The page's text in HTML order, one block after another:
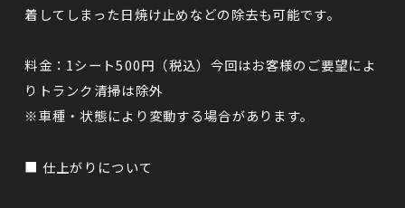
着してしまった日焼け止めなどの除去も可能です。
料金：1シート500円（税込）今回はお客様のご要望によ
りトランク清掃は除外
※車種・状態により変動する場合があります。
■ 仕上がりについて